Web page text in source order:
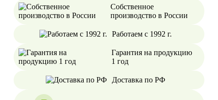
Собственное
производство в России
Работаем с 1992 г.
Гарантия на продукцию
1 год
Доставка по РФ